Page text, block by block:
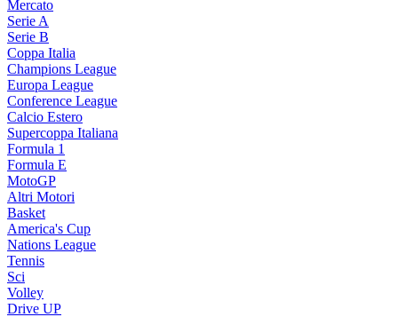
Mercato
Serie A
Serie B
Coppa Italia
Champions League
Europa League
Conference League
Calcio Estero
Supercoppa Italiana
Formula 1
Formula E
MotoGP
Altri Motori
Basket
America's Cup
Nations League
Tennis
Sci
Volley
Drive UP